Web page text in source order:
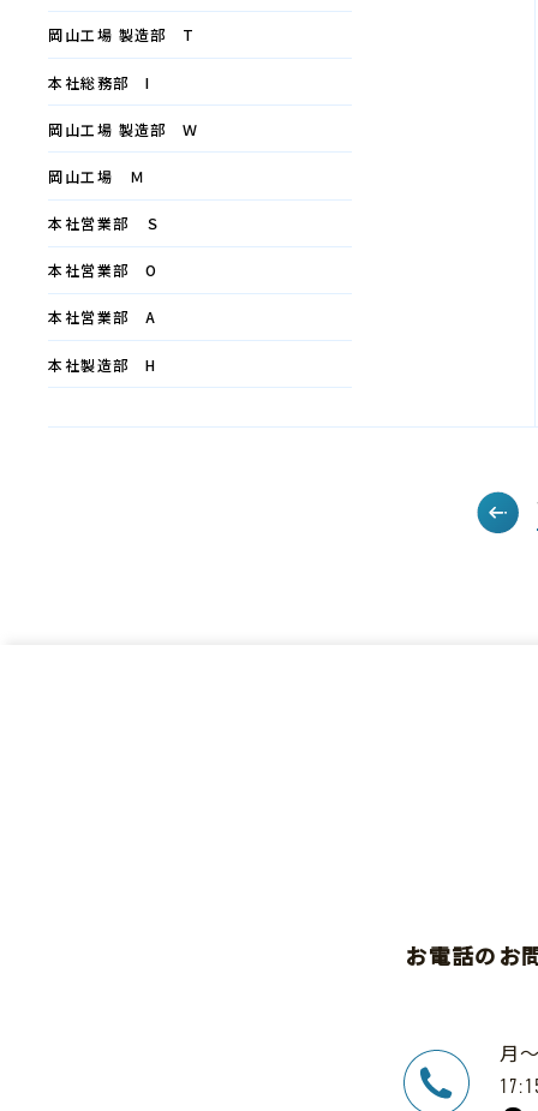
岡山工場 製造部 T
本社総務部 I
岡山工場 製造部 Ｗ
岡山工場 Ｍ
本社営業部 Ｓ
本社営業部 O
本社営業部 A
本社製造部 H
お電話のお
月